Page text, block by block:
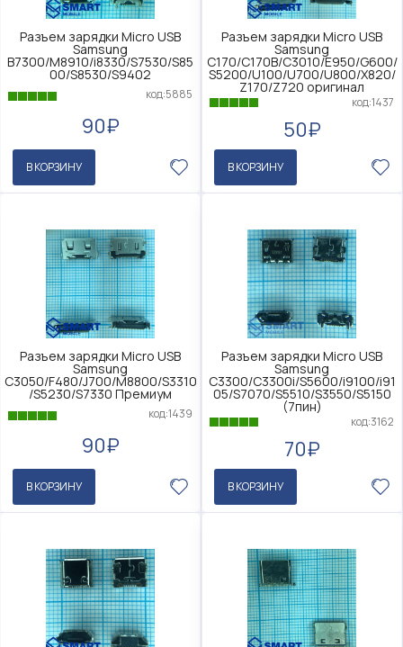
Разъем зарядки Micro USB
Samsung
B7300/M8910/i8330/S7530/S85
00/S8530/S9402
код:5885
90₽
В КОРЗИНУ
Разъем зарядки Micro USB
Samsung
C170/C170B/C3010/E950/G600/
S5200/U100/U700/U800/X820/
Z170/Z720 оригинал
код:1437
50₽
В КОРЗИНУ
Разъем зарядки Micro USB
Samsung
C3050/F480/J700/M8800/S3310
/S5230/S7330 Премиум
код:1439
90₽
В КОРЗИНУ
Разъем зарядки Micro USB
Samsung
C3300/C3300i/S5600/i9100/i91
05/S7070/S5510/S3550/S5150
(7пин)
код:3162
70₽
В КОРЗИНУ